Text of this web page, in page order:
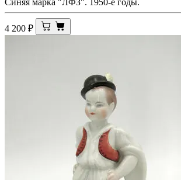
4 200 ₽